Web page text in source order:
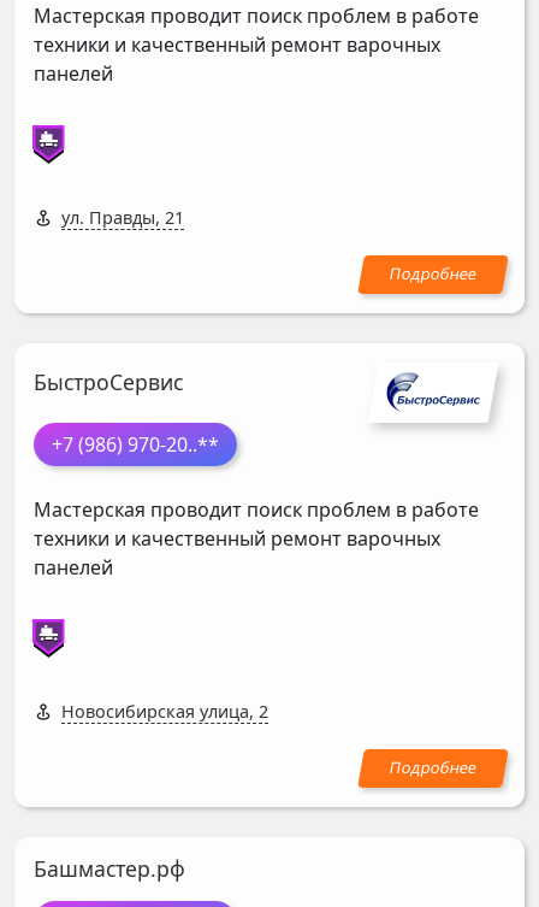
Мастерская проводит поиск проблем в работе
техники и качественный ремонт варочных
панелей
ул. Правды, 21
БыстроСервис
+7 (986) 970-20..**
Мастерская проводит поиск проблем в работе
техники и качественный ремонт варочных
панелей
Новосибирская улица, 2
Башмастер.рф